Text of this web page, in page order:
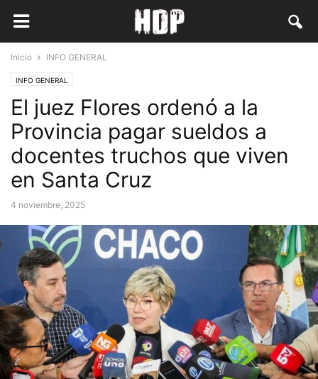
Inicio INFO GENERAL
INFO GENERAL
El juez Flores ordenó a la
Provincia pagar sueldos a
docentes truchos que viven
en Santa Cruz
4 noviembre, 2025